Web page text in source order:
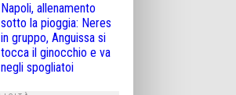
Napoli, allenamento
sotto la pioggia: Neres
in gruppo, Anguissa si
tocca il ginocchio e va
negli spogliatoi